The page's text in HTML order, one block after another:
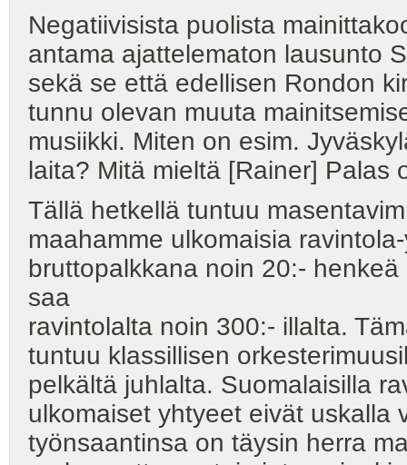
Negatiivisista puolista
antama ajattelematon lausunto
sekä se että edellisen Rondon
tunnu olevan muuta
musiikki. Miten on esim.
laita? Mitä mieltä [Rainer] Palas
Tällä hetkellä tuntuu
maahamme ulkomaisia
bruttopalkkana noin 20:-
saa
ravintolalta noin 300:- illalta.
tuntuu klassillisen
pelkältä juhlalta. Suomalaisilla
ulkomaiset yhtyeet eivät uskalla
työnsaantinsa on täysin herra